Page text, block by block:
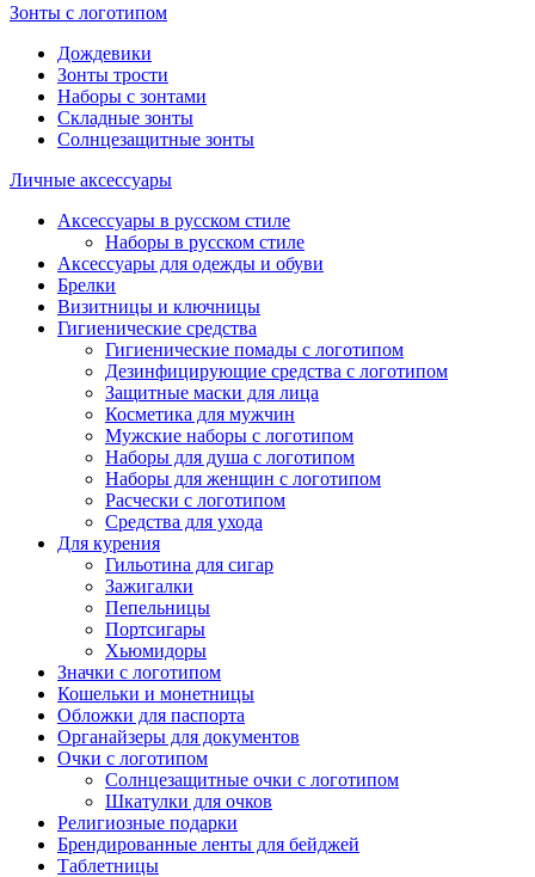
Зонты с логотипом
Дождевики
Зонты трости
Наборы с зонтами
Складные зонты
Солнцезащитные зонты
Личные аксессуары
Аксессуары в русском стиле
Наборы в русском стиле
Аксессуары для одежды и обуви
Брелки
Визитницы и ключницы
Гигиенические средства
Гигиенические помады с логотипом
Дезинфицирующие средства с логотипом
Защитные маски для лица
Косметика для мужчин
Мужские наборы с логотипом
Наборы для душа с логотипом
Наборы для женщин с логотипом
Расчески с логотипом
Средства для ухода
Для курения
Гильотина для сигар
Зажигалки
Пепельницы
Портсигары
Хьюмидоры
Значки с логотипом
Кошельки и монетницы
Обложки для паспорта
Органайзеры для документов
Очки с логотипом
Солнцезащитные очки с логотипом
Шкатулки для очков
Религиозные подарки
Брендированные ленты для бейджей
Таблетницы